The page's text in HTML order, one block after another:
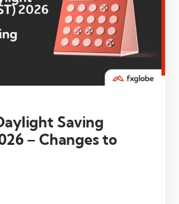
Saving
– Changes to